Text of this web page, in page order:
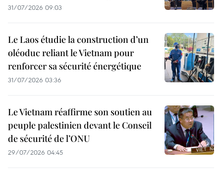
31/07/2026 09:03
Le Laos étudie la construction d’un
oléoduc reliant le Vietnam pour
renforcer sa sécurité énergétique
31/07/2026 03:36
Le Vietnam réaffirme son soutien au
peuple palestinien devant le Conseil
de sécurité de l’ONU
29/07/2026 04:45